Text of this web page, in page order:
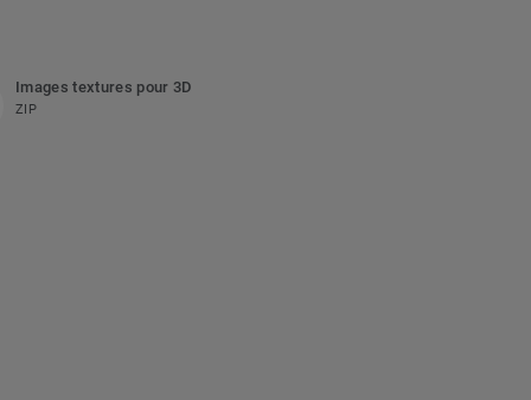
Images textures pour 3D
ZIP